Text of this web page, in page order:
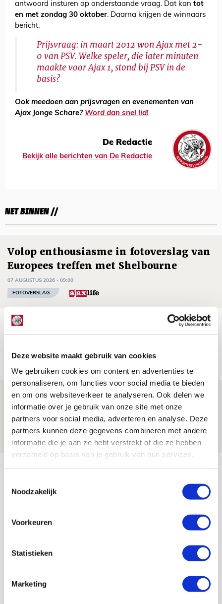
Deze website maakt gebruik van cookies
We gebruiken cookies om content en advertenties te
personaliseren, om functies voor social media te bieden
en om ons websiteverkeer te analyseren. Ook delen we
informatie over je gebruik van onze site met onze
partners voor social media, adverteren en analyse. Deze
partners kunnen deze gegevens combineren met andere
informatie die je aan ze hebt verstrekt of die ze hebben
verzameld op basis van je gebruik van hun services.
Noodzakelijk
Voorkeuren
Statistieken
Marketing
antwoord insturen op onderstaande vraag. Dat kan tot
en met zondag 30 oktober. Daarna krijgen de winnaars
bericht.
Prijsvraag: in maart 2012 won Ajax met 2-
0 van PSV. Welke speler, die later minuten
maakte voor Ajax 1, stond bij PSV in de
basis?
Ook meedoen aan prijsvragen en evenementen van
Ajax Jonge Schare? Word dan snel lid!
De Redactie
Bekijk alle berichten van De Redactie
NET BINNEN //
Volop enthousiasme in fotoverslag van
Europees treffen met Shelbourne
07 AUGUSTUS 2026 - 09:00
FOTOVERSLAG
Míchel niet blij met resultaat en spel
na rust: ‘De focus nam af’
07 AUGUSTUS 2026 - 08:30
Is dit de laatste wallpaper van Godts in
de Johan Cruijff Arena?
AUG
Selectiedag ballenjongens/-meiden
11